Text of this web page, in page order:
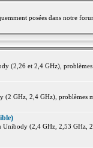
posées dans notre
(2,26 et 2,4 GHz),
GHz, 2,4 GHz), problèmes
(2,4 GHz, 2,53 GHz,